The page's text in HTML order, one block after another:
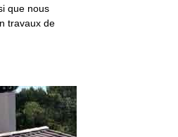
que nous
travaux de